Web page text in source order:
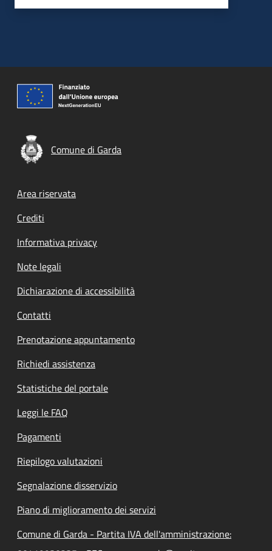
Comune di Garda
Footer menu
Area riservata
Crediti
Informativa privacy
Note legali
Dichiarazione di accessibilità
Contatti
Prenotazione appuntamento
Richiedi assistenza
Statistiche del portale
Leggi le FAQ
Pagamenti
Riepilogo valutazioni
Segnalazione disservizio
Piano di miglioramento dei servizi
Comune di Garda - Partita IVA dell'amministrazione: